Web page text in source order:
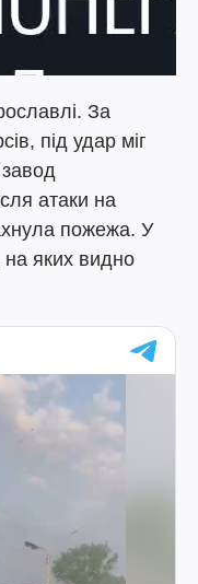
За
під удар міг
атаки на
пожежа. У
яких видно